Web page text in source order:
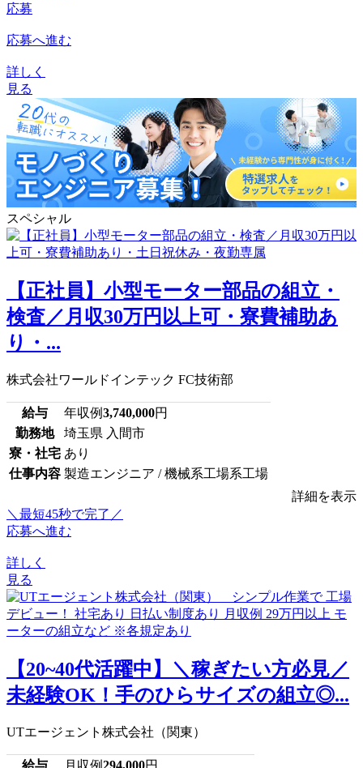
応募
応募へ進む
詳しく
見る
スペシャル
【正社員】小型モーター部品の組立・
検査／月収30万円以上可・寮費補助あ
り・...
株式会社ワールドインテック FC技術部
給与 年収例3,740,000円
勤務地
埼玉県 入間市
寮・社宅 あり
仕事内容 製造エンジニア / 機械系工場系工場
詳細を表示
＼最短45秒で完了／
応募へ進む
詳しく
見る
【20~40代活躍中】＼稼ぎたい方必見／
未経験OK！手のひらサイズの組立◎...
UTエージェント株式会社（関東）
給与 月収例294,000円